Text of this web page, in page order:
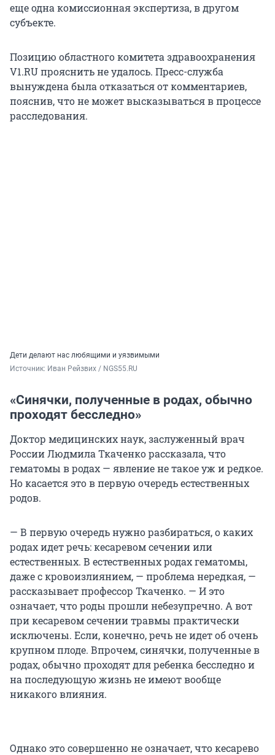
еще одна комиссионная экспертиза, в другом
субъекте.
Позицию областного комитета здравоохранения
V1.RU прояснить не удалось. Пресс-служба
вынуждена была отказаться от комментариев,
пояснив, что не может высказываться в процессе
расследования.
Дети делают нас любящими и уязвимыми
Источник: Иван Рейзвих / NGS55.RU
«Синячки, полученные в родах, обычно
проходят бесследно»
Доктор медицинских наук, заслуженный врач
России Людмила Ткаченко рассказала, что
гематомы в родах — явление не такое уж и редкое.
Но касается это в первую очередь естественных
родов.
— В первую очередь нужно разбираться, о каких
родах идет речь: кесаревом сечении или
естественных. В естественных родах гематомы,
даже с кровоизлиянием, — проблема нередкая, —
рассказывает профессор Ткаченко. — И это
означает, что роды прошли небезупречно. А вот
при кесаревом сечении травмы практически
исключены. Если, конечно, речь не идет об очень
крупном плоде. Впрочем, синячки, полученные в
родах, обычно проходят для ребенка бесследно и
на последующую жизнь не имеют вообще
никакого влияния.
Однако это совершенно не означает, что кесарево